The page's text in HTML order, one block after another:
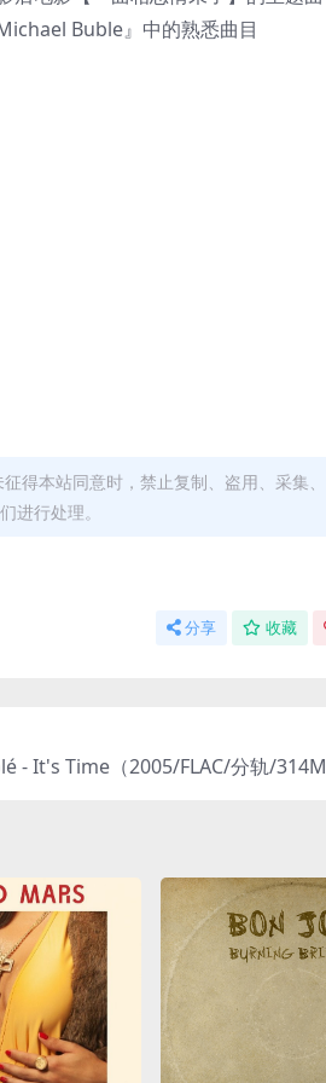
Buble』中的熟悉曲目
得本站同意时，禁止复制、盗用、采集
进行处理。
分享 收藏
- It's Time（2005/FLAC/分轨/